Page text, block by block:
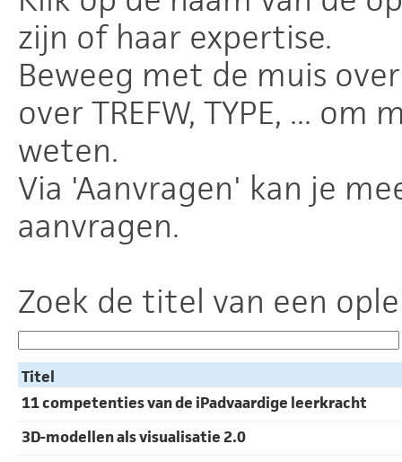
zijn of haar expertise.
Beweeg met de muis
over TREFW, TYPE, ...
weten.
Via 'Aanvragen' kan je
aanvragen.
Zoek de titel van een
Titel
11 competenties van de iPadvaardige leerkracht
3D-modellen als visualisatie 2.0